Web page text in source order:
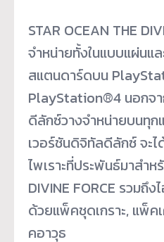
STAR OCEAN THE
จำหน่ายทั้งในแบบแผ่นแ
สแตนดาร์ดบน
PlayStation®4 นอกจ
ดีลักซ์วางจำหน่ายบนทุ
เวอร์ชันดิจิทัลดีลักซ์ จะ
ไพเราะที่ประพันธ์มาสำห
DIVINE FORCE รวมถึง
ด้วยแพ็คชุดเกราะ, แพ็ค
คอาวุธ